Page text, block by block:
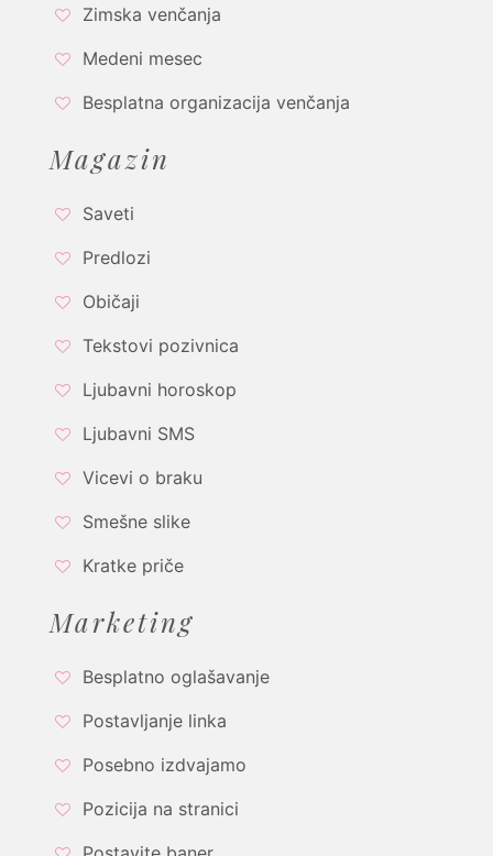
Zimska venčanja
Medeni mesec
Besplatna organizacija venčanja
Magazin
Saveti
Predlozi
Običaji
Tekstovi pozivnica
Ljubavni horoskop
Ljubavni SMS
Vicevi o braku
Smešne slike
Kratke priče
Marketing
Besplatno oglašavanje
Postavljanje linka
Posebno izdvajamo
Pozicija na stranici